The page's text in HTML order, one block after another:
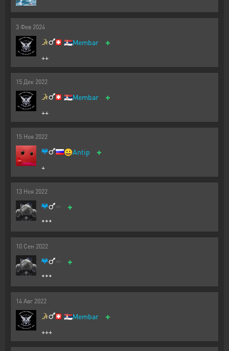
3 Фев 2024
🇷🇸Membar +
++
15 Дек 2022
🇷🇸Membar +
++
15 Ноя 2022
😀Antip +
+
13 Ноя 2022
+
***
10 Сен 2022
+
***
14 Авг 2022
🇷🇸Membar +
+++